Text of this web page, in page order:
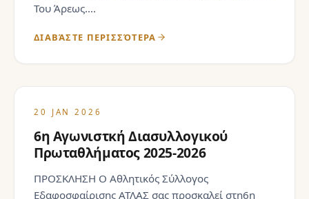
Του Άρεως....
ΔΙΑΒΆΣΤΕ ΠΕΡΙΣΣΌΤΕΡΑ
20 JAN 2026
6η Αγωνιστκή Διασυλλογικού
Πρωταθλήματος 2025-2026
ΠΡΟΣΚΛΗΣΗ Ο Αθλητικός Σύλλογος
Εδαφοσφαίρισης ΑΤΛΑΣ σας προσκαλεί στη6η